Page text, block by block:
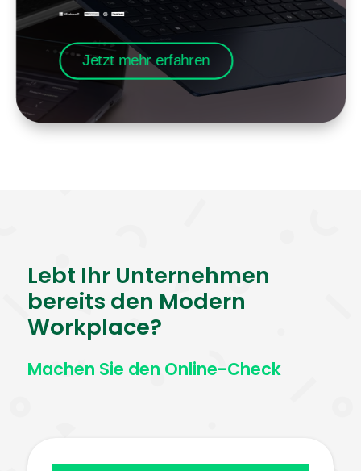
Jetzt mehr erfahren
Lebt Ihr Unternehmen
bereits den Modern
Workplace?
Machen Sie den Online-Check